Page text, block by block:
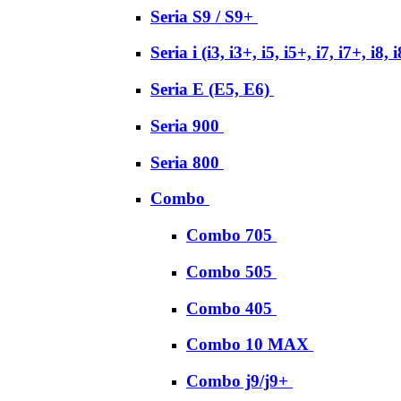
Seria S9 / S9+
Seria i (i3, i3+, i5, i5+, i7, i7+, i8,
Seria E (E5, E6)
Seria 900
Seria 800
Combo
Combo 705
Combo 505
Combo 405
Combo 10 MAX
Combo j9/j9+